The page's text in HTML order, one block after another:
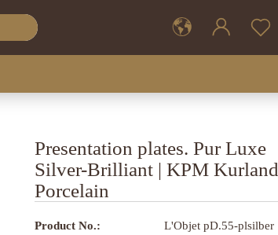
Presentation plates. Pur Luxe
Silver-Brilliant | KPM Kurland
Porcelain
Product No.:
L'Objet pD.55-plsilber